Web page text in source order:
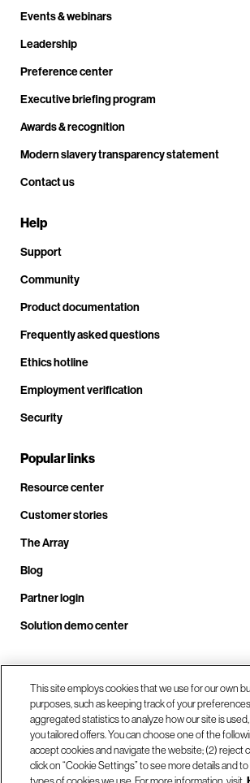
Events & webinars
Leadership
Preference center
Executive briefing program
Awards & recognition
Modern slavery transparency statement
Contact us
Help
Support
Community
Product documentation
Frequently asked questions
Ethics hotline
Employment verification
Security
Popular links
Resource center
Customer stories
The Array
Blog
Partner login
Solution demo center
Call us at +1.678.403.3035
Our locations
This site employs cookies that we use for our own
purposes, such as keeping track of your
aggregated statistics to analyze how our site is
you tailored offers. You can choose one of the
accept cookies and navigate the website; (2) reject
click on “Cookie Settings” to see more details and